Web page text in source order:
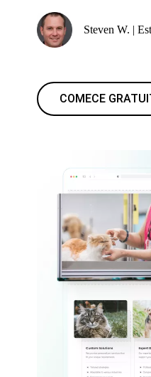
Steven W. |
COMECE